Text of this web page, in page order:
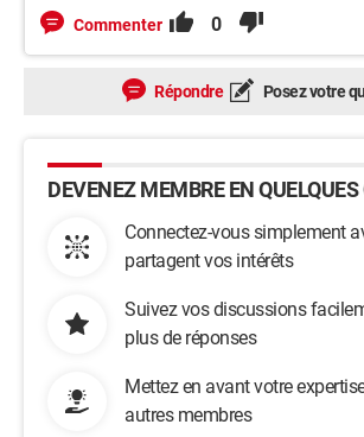
Commenter 0
Répondre Posez votre
DEVENEZ MEMBRE EN
Connectez-vous simplement
partagent vos intérêts
Suivez vos discussions
plus de réponses
Mettez en avant votre
autres membres